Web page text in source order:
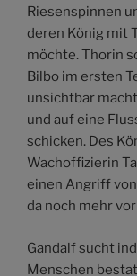
Riesenspinnen
deren König mit
möchte. Thorin
Bilbo im ersten
unsichtbar
und auf eine
schicken. Des
Wachoffizierin
einen Angriff
da noch mehr
Gandalf sucht
Menschen